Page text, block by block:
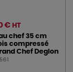
€ HT
chef 35 cm
compressé
Chef Deglon